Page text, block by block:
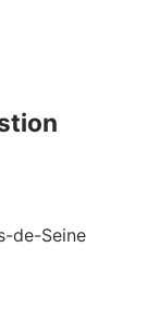
de-Seine